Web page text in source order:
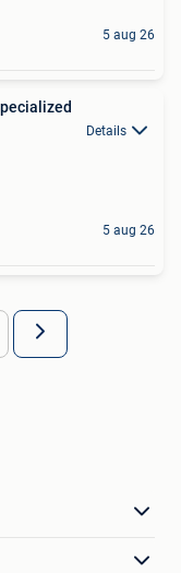
5 aug 26
Details
5 aug 26